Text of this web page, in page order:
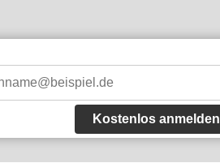
Kostenlos anmelden